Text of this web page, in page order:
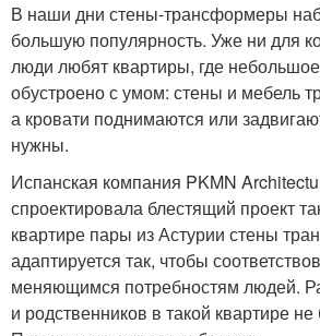
В наши дни стены-трансформеры
большую популярность. Уже ни для
люди любят квартиры, где
обустроено с умом: стены и мебель
а кровати поднимаются или
нужны.
Испанская компания PKMN
спроектировала блестящий проект
квартире пары из Астурии стены
адаптируется так, чтобы
меняющимся потребностям людей.
и родственников в такой квартире